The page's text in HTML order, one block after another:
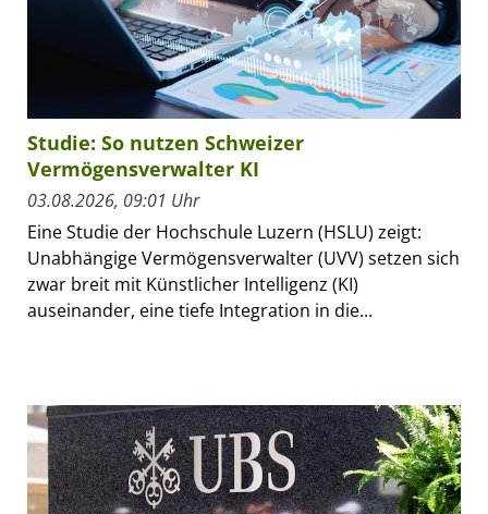
Studie: So nutzen Schweizer
Vermögensverwalter KI
03.08.2026, 09:01 Uhr
Eine Studie der Hochschule Luzern (HSLU) zeigt:
Unabhängige Vermögensverwalter (UVV) setzen sich
zwar breit mit Künstlicher Intelligenz (KI)
auseinander, eine tiefe Integration in die...